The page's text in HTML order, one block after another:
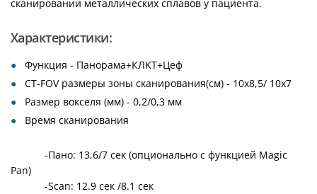
сканировании металлических сплавов у пациента.
Характеристики:
Функция - Панорама+КЛKТ+Цеф
CT-FOV размеры зоны сканирования(см) - 10х8,5/ 10х7
Размер вокселя (мм) - 0,2/0,3 мм
Время сканирования
-Пано: 13,6/7 сек (опционально с функцией Magic
Pan)
-Scan: 12.9 сек /8.1 сек